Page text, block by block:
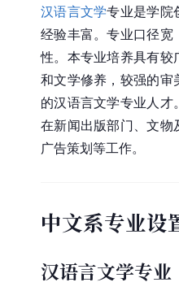
汉语言文学专业是学院
经验丰富。专业口径宽
性。本专业培养具有较
和文学修养，较强的审
的汉语言文学专业人
在新闻出版部门、文物
广告策划等工作。
中文系专业设
汉语言文学专业